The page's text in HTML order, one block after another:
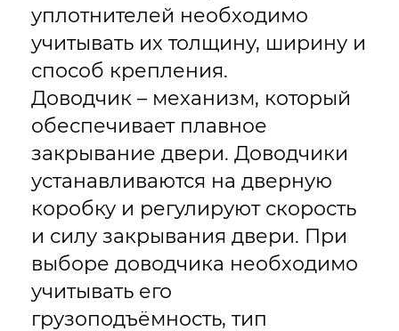
уплотнителей необходимо
учитывать их толщину, ширину и
способ крепления.
Доводчик – механизм, который
обеспечивает плавное
закрывание двери. Доводчики
устанавливаются на дверную
коробку и регулируют скорость
и силу закрывания двери. При
выборе доводчика необходимо
учитывать его
грузоподъёмность, тип